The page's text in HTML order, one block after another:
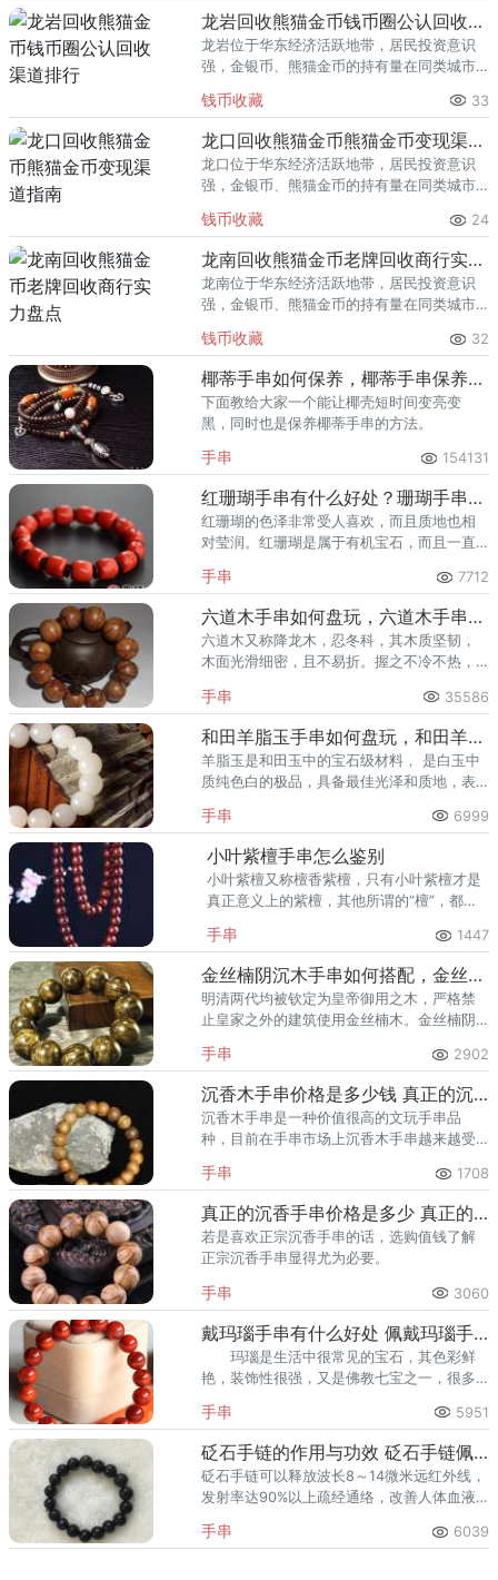
回收渠道里，能精准识别版别溢
龙岩回收熊猫金币钱币圈公认回收渠道排行
龙岩位于华东经济活跃地带，居民投资意识
强，金银币、熊猫金币的持有量在同类城市
熊猫金币的需求就明显升温，但鱼龙混杂的
回收渠道里，能精准识别版别溢
钱币收藏 33
龙口回收熊猫金币熊猫金币变现渠道指南
龙口位于华东经济活跃地带，居民投资意识
强，金银币、熊猫金币的持有量在同类城市
熊猫金币的需求就明显升温，但鱼龙混杂的
回收渠道里，能精准识别版别溢
钱币收藏 24
龙南回收熊猫金币老牌回收商行实力盘点
龙南位于华东经济活跃地带，居民投资意识
强，金银币、熊猫金币的持有量在同类城市
熊猫金币的需求就明显升温，但鱼龙混杂的
回收渠道里，能精准识别版别溢
钱币收藏 32
椰蒂手串如何保养，椰蒂手串保养方法
下面教给大家一个能让椰壳短时间变亮变
黑，同时也是保养椰蒂手串的方法。
手串 154131
红珊瑚手串有什么好处？珊瑚手串的功效与作用都是什么？
红珊瑚的色泽非常受人喜欢，而且质地也相
对莹润。红珊瑚是属于有机宝石，而且一直
中。跟珍珠、琥珀一起并列为是三大有机宝
石，而且在东方佛
手串 7712
六道木手串如何盘玩，六道木手串盘玩方法
六道木又称降龙木，忍冬科，其木质坚韧，
木面光滑细密，且不易折。握之不冷不热，
多人所喜爱。代表文殊的六把慧剑之五台山
六道木佛珠。
手串 35586
和田羊脂玉手串如何盘玩，和田羊脂玉手串盘玩方法
羊脂玉是和田玉中的宝石级材料， 是白玉中
质纯色白的极品，具备最佳光泽和质地，表
同凝脂，故名。羊脂玉自古以来人们极为重
视，是玉中极品，非常珍贵。
手串 6999
小叶紫檀手串怎么鉴别
小叶紫檀又称檀香紫檀，只有小叶紫檀才是
真正意义上的紫檀，其他所谓的“檀”，都不
手串 1447
金丝楠阴沉木手串如何搭配，金丝楠阴沉木手串多少颗有讲究
明清两代均被钦定为皇帝御用之木，严格禁
止皇家之外的建筑使用金丝楠木。金丝楠阴
可再生性，被众多藏家看好和收藏。
手串 2902
沉香木手串价格是多少钱 真正的沉香木手串多少钱
沉香木手串是一种价值很高的文玩手串品
种，目前在手串市场上沉香木手串越来越受
购上选择自己能够负担的价位才是最合理
的。
手串 1708
真正的沉香手串价格是多少 真正的沉香手串多少钱一串
若是喜欢正宗沉香手串的话，选购值钱了解
正宗沉香手串显得尤为必要。
手串 3060
戴玛瑙手串有什么好处 佩戴玛瑙手串的益处
玛瑙是生活中很常见的宝石，其色彩鲜
艳，装饰性很强，又是佛教七宝之一，很多
活中佩戴率很高的宝石。
手串 5951
砭石手链的作用与功效 砭石手链佩戴的好处
砭石手链可以释放波长8～14微米远红外线，
发射率达90%以上疏经通络，改善人体血液
眠细胞，增强人体免疫力，促进伤口愈合。
手串 6039